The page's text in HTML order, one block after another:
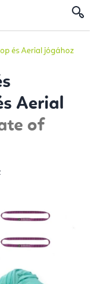
és Aerial jógához
Aerial
of